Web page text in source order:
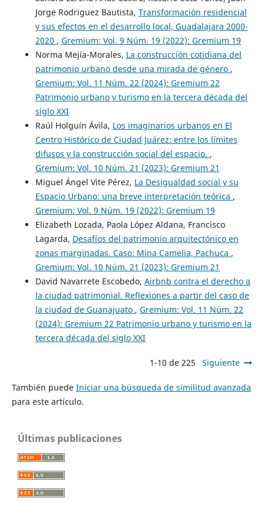
Jorge Rodriguez Bautista, Transformación residencial
y sus efectos en el desarrollo local, Guadalajara 2000-
2020 , Gremium: Vol. 9 Núm. 19 (2022): Gremium 19
Norma Mejía-Morales, La construcción cotidiana del
patrimonio urbano desde una mirada de género ,
Gremium: Vol. 11 Núm. 22 (2024): Gremium 22
Patrimonio urbano y turismo en la tercera década del
siglo XXI
Raúl Holguín Ávila, Los imaginarios urbanos en El
Centro Histórico de Ciudad Juárez: entre los límites
difusos y la construcción social del espacio. ,
Gremium: Vol. 10 Núm. 21 (2023): Gremium 21
Miguel Ángel Vite Pérez, La Desigualdad social y su
Espacio Urbano: una breve interpretación teórica ,
Gremium: Vol. 9 Núm. 19 (2022): Gremium 19
Elizabeth Lozada, Paola López Aldana, Francisco
Lagarda, Desafíos del patrimonio arquitectónico en
zonas marginadas. Caso: Mina Camelia, Pachuca ,
Gremium: Vol. 10 Núm. 21 (2023): Gremium 21
David Navarrete Escobedo, Airbnb contra el derecho a
la ciudad patrimonial. Reflexiones a partir del caso de
la ciudad de Guanajuato , Gremium: Vol. 11 Núm. 22
(2024): Gremium 22 Patrimonio urbano y turismo en la
tercera década del siglo XXI
1-10 de 225 Siguiente
También puede Iniciar una búsqueda de similitud avanzada
para este artículo.
Últimas publicaciones